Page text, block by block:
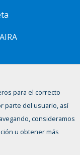
2,
para el correcto
parte del usuario, así
consideramos
u obtener más